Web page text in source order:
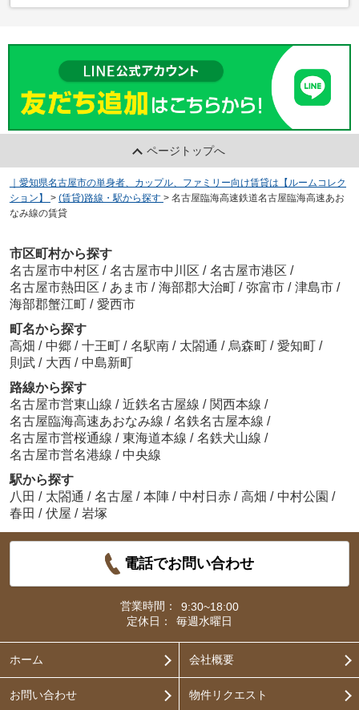
ページトップへ
｜愛知県名古屋市の単身者、カップル、ファミリー向け賃貸は【ルームコレク
ション】
> (賃貸)路線・駅から探す > 名古屋臨海高速鉄道名古屋臨海高速あお
なみ線の賃貸
市区町村から探す
名古屋市中村区 / 名古屋市中川区 / 名古屋市港区 /
名古屋市熱田区 / あま市 / 海部郡大治町 / 弥富市 / 津島市 /
海部郡蟹江町 / 愛西市
町名から探す
高畑 / 中郷 / 十王町 / 名駅南 / 太閤通 / 烏森町 / 愛知町 /
則武 / 大西 / 中島新町
路線から探す
名古屋市営東山線 / 近鉄名古屋線 / 関西本線 /
名古屋臨海高速あおなみ線 / 名鉄名古屋本線 /
名古屋市営桜通線 / 東海道本線 / 名鉄犬山線 /
名古屋市営名港線 / 中央線
駅から探す
八田 / 太閤通 / 名古屋 / 本陣 / 中村日赤 / 高畑 / 中村公園 /
春田 / 伏屋 / 岩塚
電話でお問い合わせ
営業時間：
9:30~18:00
定休日：
毎週水曜日
ホーム 会社概要
お問い合わせ 物件リクエスト